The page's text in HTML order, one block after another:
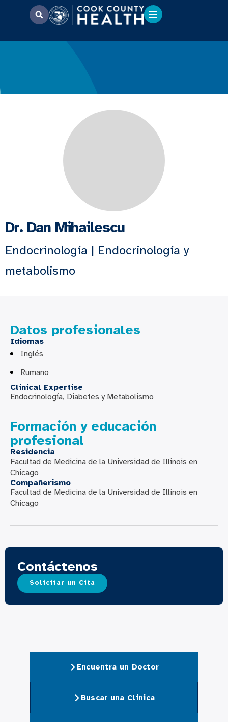
Dr. Dan Mihailescu
Endocrinología | Endocrinología y
metabolismo
Datos profesionales
Idiomas
Inglés
Rumano
Clinical Expertise
Endocrinología, Diabetes y Metabolismo
Formación y educación
profesional
Residencia
Facultad de Medicina de la Universidad de Illinois en
Chicago
Compañerismo
Facultad de Medicina de la Universidad de Illinois en
Chicago
Contáctenos
Solicitar un Cita
Encuentra un Doctor
Buscar una Clinica